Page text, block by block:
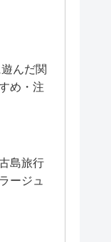
んだ関
め・注
島旅行
ージュ